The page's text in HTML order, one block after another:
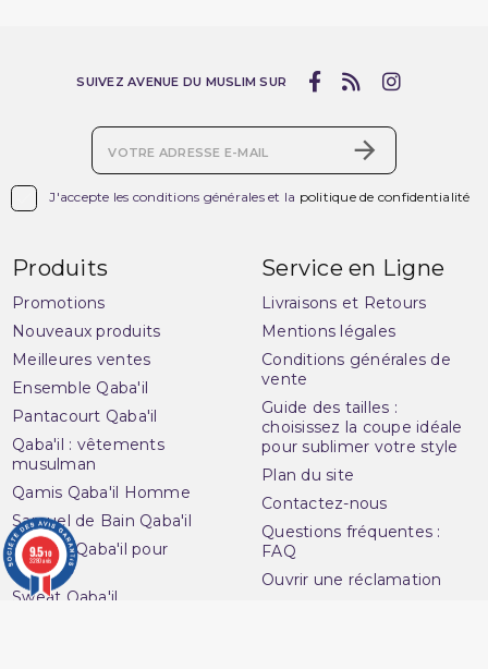
J'accepte les conditions générales et la politique de confidentialité
SUIVEZ AVENUE DU MUSLIM SUR
Produits
Promotions
Nouveaux produits
Meilleures ventes
Ensemble Qaba'il
Pantacourt Qaba'il
Qaba'il : vêtements
musulman
Qamis Qaba'il Homme
Sarouel de Bain Qaba'il
Sarouel Qaba'il pour
homme
Sweat Qaba'il
Service en Ligne
Livraisons et Retours
Mentions légales
Conditions générales de
vente
Guide des tailles :
choisissez la coupe idéale
pour sublimer votre style
Plan du site
Contactez-nous
Questions fréquentes :
FAQ
Ouvrir une réclamation
9.5/10
3280 avis